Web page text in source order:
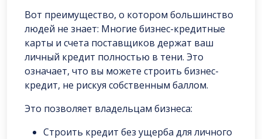
Вот преимущество, о котором большинство
людей не знает: Многие бизнес-кредитные
карты и счета поставщиков держат ваш
личный кредит полностью в тени. Это
означает, что вы можете строить бизнес-
кредит, не рискуя собственным баллом.
Это позволяет владельцам бизнеса:
Строить кредит без ущерба для личного